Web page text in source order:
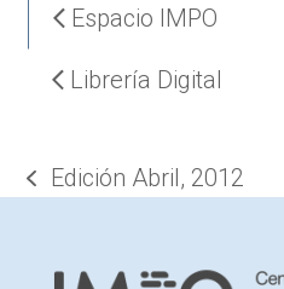
Espacio IMPO
Librería Digital
previous
Edición Abril, 2012